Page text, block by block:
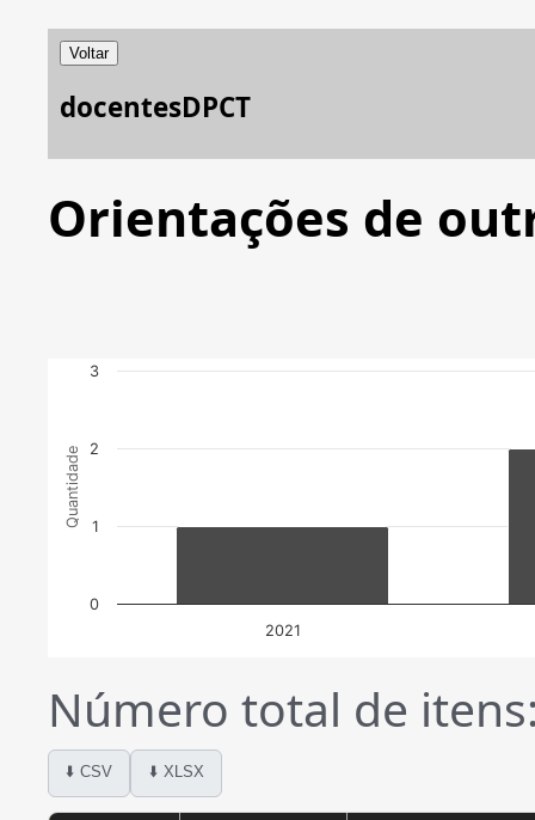
Voltar
docentesDPCT
Orientações de
Quantidade
2021
0
1
2
3
Número total de
⬇️ CSV ⬇️ XLSX